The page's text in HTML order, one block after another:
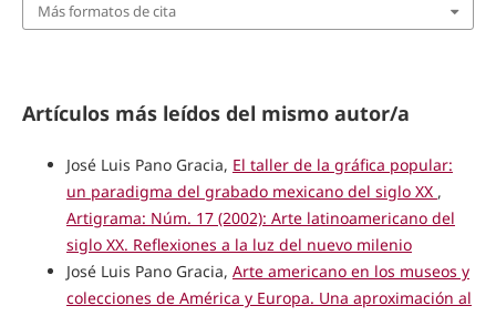
Más formatos de cita
Artículos más leídos del mismo autor/a
José Luis Pano Gracia, El taller de la gráfica popular:
un paradigma del grabado mexicano del siglo XX ,
Artigrama: Núm. 17 (2002): Arte latinoamericano del
siglo XX. Reflexiones a la luz del nuevo milenio
José Luis Pano Gracia, Arte americano en los museos y
colecciones de América y Europa. Una aproximación al